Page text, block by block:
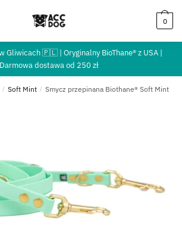
0
Gliwicach 🇵🇱 | Oryginalny BioThane® z USA |
Darmowa dostawa od 250 zł
/ Soft Mint / Smycz przepinana Biothane® Soft Mint